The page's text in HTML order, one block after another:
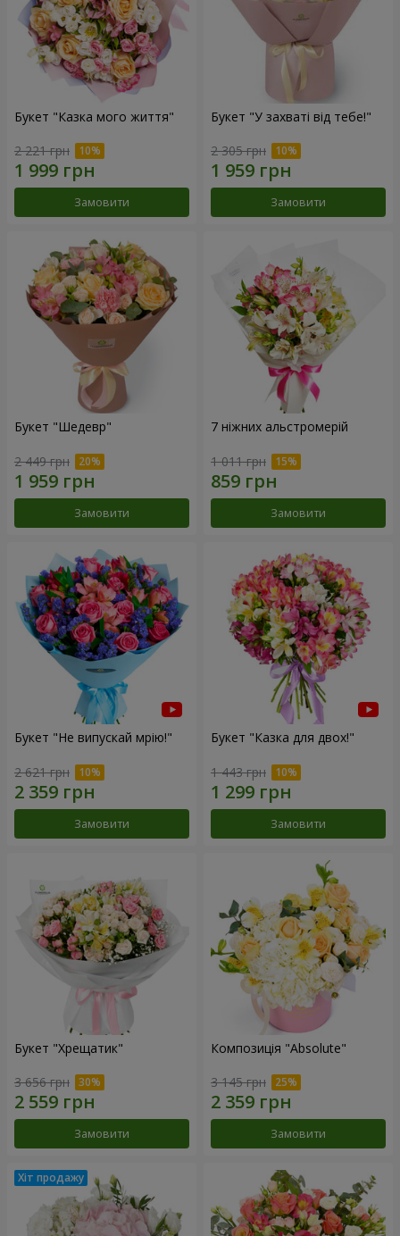
Букет "Казка мого життя"
2 221 грн
Замовити
Букет "У захваті від тебе!"
2 305 грн
Замовити
Букет "Шедевр"
2 449 грн
Замовити
7 ніжних альстромерій
1 011 грн
Замовити
Букет "Не випускай мрію!"
2 621 грн
Замовити
Букет "Казка для двох!"
1 443 грн
Замовити
Букет "Хрещатик"
3 656 грн
Замовити
Композиція "Absolute"
3 145 грн
Замовити